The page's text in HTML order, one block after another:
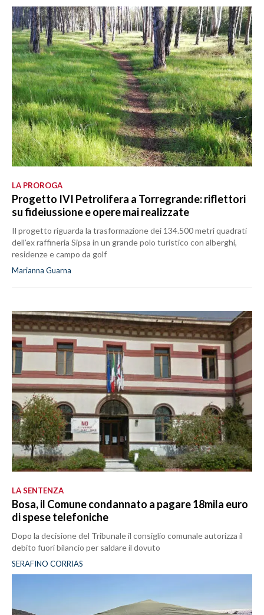
LA PROROGA
Progetto IVI Petrolifera a Torregrande: riflettori
su fideiussione e opere mai realizzate
Il progetto riguarda la trasformazione dei 134.500 metri quadrati
dell’ex raffineria Sipsa in un grande polo turistico con alberghi,
residenze e campo da golf
Marianna Guarna
LA SENTENZA
Bosa, il Comune condannato a pagare 18mila euro
di spese telefoniche
Dopo la decisione del Tribunale il consiglio comunale autorizza il
debito fuori bilancio per saldare il dovuto
SERAFINO CORRIAS